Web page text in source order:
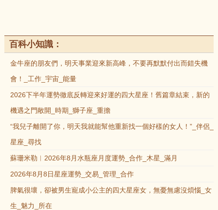
百科小知識：
金牛座的朋友們，明天事業迎來新高峰，不要再默默付出而錯失機
會！_工作_宇宙_能量
2026下半年運勢徹底反轉迎來好運的四大星座！舊篇章結束，新的
機遇之門敞開_時期_獅子座_重擔
“我兒子離開了你，明天我就能幫他重新找一個好樣的女人！”_伴侶_
星座_尋找
蘇珊米勒︱2026年8月水瓶座月度運勢_合作_木星_滿月
2026年8月8日星座運勢_交易_管理_合作
脾氣很壞，卻被男生寵成小公主的四大星座女，無憂無慮沒煩惱_女
生_魅力_所在